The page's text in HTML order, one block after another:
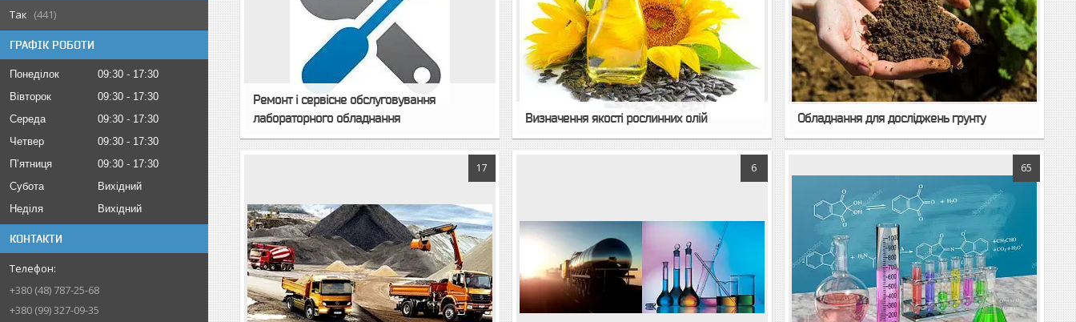
Так
441
ГРАФІК РОБОТИ
Понеділок 09:30
17:30
Вівторок
09:30
17:30
Середа
09:30
17:30
Четвер
09:30
17:30
Пʼятниця
09:30
17:30
Субота
Вихідний
Неділя
Вихідний
КОНТАКТИ
+380 (48) 787-25-68
+380 (99) 327-09-35
Ремонт і сервісне обслуговування
лабораторного обладнання
Визначення якості рослинних олій Обладнання для досліджень грунту
17 6 65